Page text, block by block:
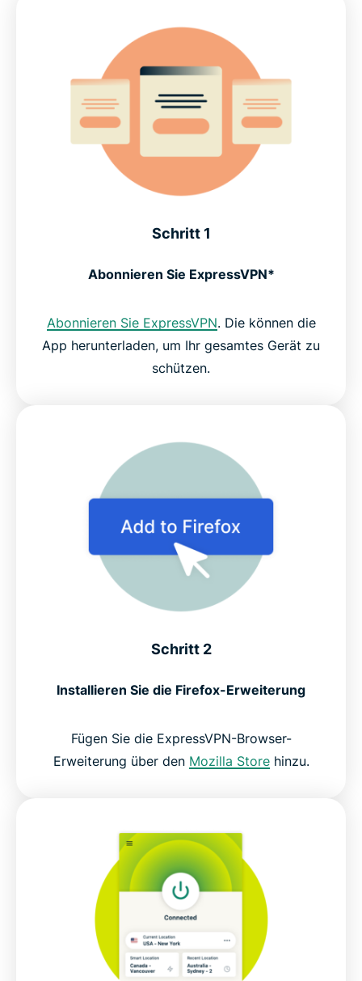
Schritt 1
Abonnieren Sie ExpressVPN*
Abonnieren Sie ExpressVPN. Die können die
App herunterladen, um Ihr gesamtes Gerät zu
schützen.
Schritt 2
Installieren Sie die Firefox-Erweiterung
Fügen Sie die ExpressVPN-Browser-
Erweiterung über den Mozilla Storehinzu.